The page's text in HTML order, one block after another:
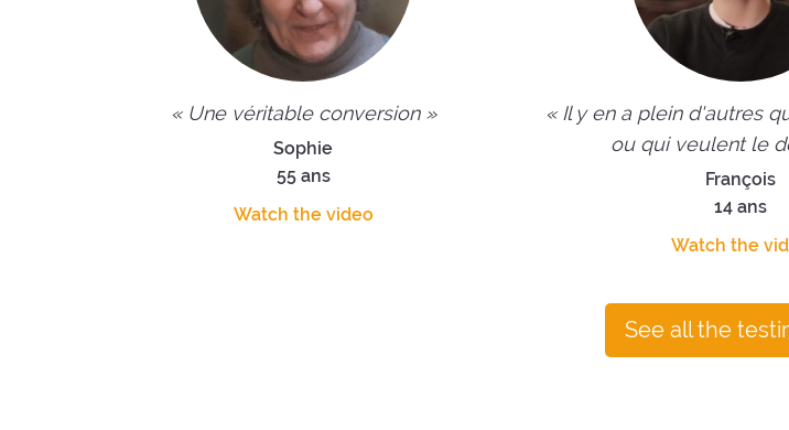
« Une véritable conversion »
Sophie
55 ans
Watch the video
« Il y en a plein d'autres
ou qui veulent le
François
14 ans
Watch the
See all the